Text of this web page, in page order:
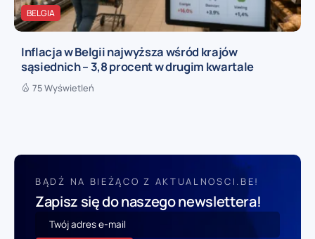
BELGIA
Inflacja w Belgii najwyższa wśród krajów
sąsiednich – 3,8 procent w drugim kwartale
75 Wyświetleń
BĄDŹ NA BIEŻĄCO Z AKTUALNOSCI.BE!
Zapisz się do naszego newslettera!